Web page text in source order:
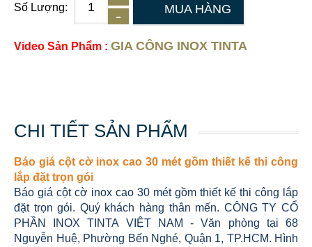
Số Lượng: MUA HÀNG
Video Sản Phẩm : GIA CÔNG INOX TINTA
CHI TIẾT SẢN PHẨM
Báo giá cột cờ inox cao 30 mét gồm thiết kế thi công
lắp đặt trọn gói
Báo giá cột cờ inox cao 30 mét gồm thiết kế thi công lắp
đặt trọn gói. Quý khách hàng thân mến. CÔNG TY CỔ
PHẦN INOX TINTA VIỆT NAM - Văn phòng tại 68
Nguyễn Huệ, Phường Bến Nghé, Quận 1, TP.HCM. Hình